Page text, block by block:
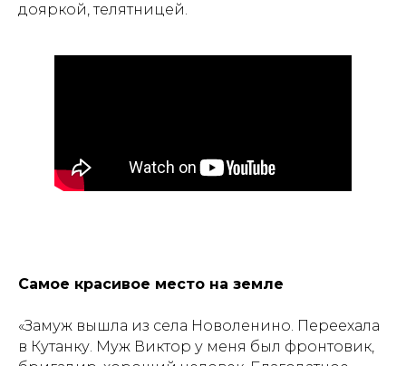
дояркой, телятницей.
Самое красивое место на земле
«Замуж вышла из села Новоленино. Переехала
в Кутанку. Муж Виктор у меня был фронтовик,